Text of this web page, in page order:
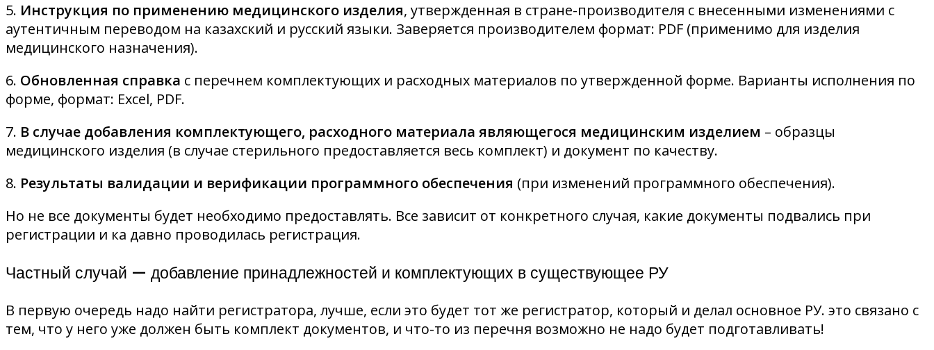
5. Инструкция по применению медицинского изделия, утвержденная в стране-производителя с внесенными изменениями с
аутентичным переводом на казахский и русский языки. Заверяется производителем формат: PDF (применимо для изделия
медицинского назначения).
6. Обновленная справка с перечнем комплектующих и расходных материалов по утвержденной форме. Варианты исполнения по
форме, формат: Excel, PDF.
7. В случае добавления комплектующего, расходного материала являющегося медицинским изделием – образцы
медицинского изделия (в случае стерильного предоставляется весь комплект) и документ по качеству.
8. Результаты валидации и верификации программного обеспечения (при изменений программного обеспечения).
Но не все документы будет необходимо предоставлять. Все зависит от конкретного случая, какие документы подвались при
регистрации и ка давно проводилась регистрация.
Частный случай — добавление принадлежностей и комплектующих в существующее РУ
В первую очередь надо найти регистратора, лучше, если это будет тот же регистратор, который и делал основное РУ. это связано с
тем, что у него уже должен быть комплект документов, и что-то из перечня возможно не надо будет подготавливать!